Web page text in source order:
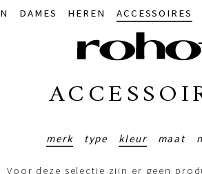
DAMES HEREN ACCESSOIRES
merk type kleur maat
Voor deze selectie zijn er geen